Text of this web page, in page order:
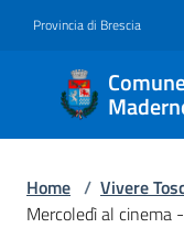
Provincia di Brescia
Comune
di
Toscolano
Maderno
Home / Vivere
Mercoledì al cinema